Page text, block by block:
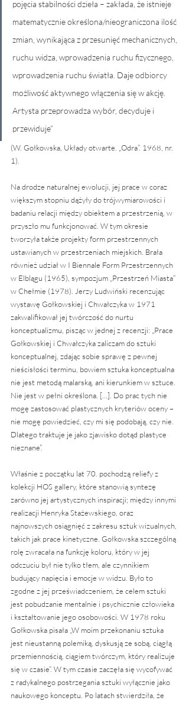
pojęcia stabilności dzieła – zakłada, że istnieje
matematycznie określona/nieograniczona ilość
zmian, wynikająca z przesunięć mechanicznych,
ruchu widza, wprowadzenia ruchu fizycznego,
wprowadzenia ruchu światła. Daje odbiorcy
możliwość aktywnego włączenia się w akcję.
Artysta przeprowadza wybór, decyduje i
przewiduje”
(W. Gołkowska, Układy otwarte. „Odra”. 1968, nr.
1).
Na drodze naturalnej ewolucji, jej prace w coraz
większym stopniu dążyły do trójwymiarowości i
badaniu relacji między obiektem a przestrzenią, w
przyszło mu funkcjonować. W tym okresie
tworzyła także projekty form przestrzennych
ustawianych w przestrzeniach miejskich. Brała
również udział w I Biennale Form Przestrzennych
w Elblągu (1965), sympozjum „Przestrzeń Miasta”
w Chełmie (1978). Jerzy Ludwiński recenzując
wystawę Gołkowskiej i Chwałczyka w 1971
zakwalifikował jej twórczość do nurtu
konceptualizmu, pisząc w jednej z recenzji: „Prace
Gołkowskiej i Chwałczyka zaliczam do sztuki
konceptualnej, zdając sobie sprawę z pewnej
nieścisłości terminu, bowiem sztuka konceptualna
nie jest metodą malarską, ani kierunkiem w sztuce.
Nie jest w pełni określona. […]. Do prac tych nie
mogę zastosować plastycznych kryteriów oceny –
nie mogę powiedzieć, czy mi się podobają, czy nie.
Dlatego traktuje je jako zjawisko dotąd plastyce
nieznane”.
Właśnie z początku lat 70. pochodzą reliefy z
kolekcji HOS gallery, które stanowią syntezę
zarówno jej artystycznych inspiracji; między innymi
realizacji Henryka Stażewskiego, oraz
najnowszych osiągnięć z zakresu sztuk wizualnych,
takich jak prace kinetyczne. Gołkowska szczególną
rolę zwracała na funkcję koloru, który w jej
odczuciu był nie tylko tłem, ale czynnikiem
budujący napięcia i emocje w widzu. Było to
zgodne z jej przeświadczeniem, że celem sztuki
jest pobudzanie mentalnie i psychicznie człowieka
i kształtowanie jego osobowości. W 1978 roku
Gołkowska pisała „W moim przekonaniu sztuka
jest nieustanną polemiką, dyskusją ze sobą, ciągłą
przemiennością, ciągiem twórczym, który realizuje
się w czasie”. W tym czasie zaczęła się wycofywać
z radykalnego postrzegania sztuki wyłącznie jako
naukowego konceptu. Po latach stwierdziła, że